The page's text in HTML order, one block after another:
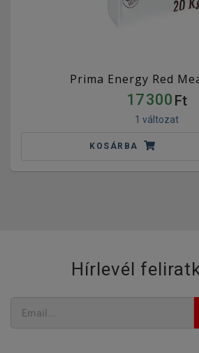
Prima Energy Red
17 300 Ft
1 változat
KOSÁRBA
Hírlevél